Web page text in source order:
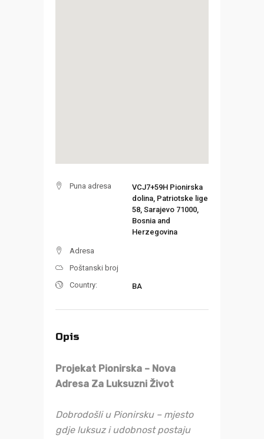
Puna adresa
VCJ7+59H Pionirska
dolina, Patriotske lige
58, Sarajevo 71000,
Bosnia and
Herzegovina
Adresa
Poštanski broj
Country:
BA
Opis
Projekat Pionirska – Nova
Adresa Za Luksuzni Život
Dobrodošli u Pionirsku – mjesto
gdje luksuz i udobnost postaju